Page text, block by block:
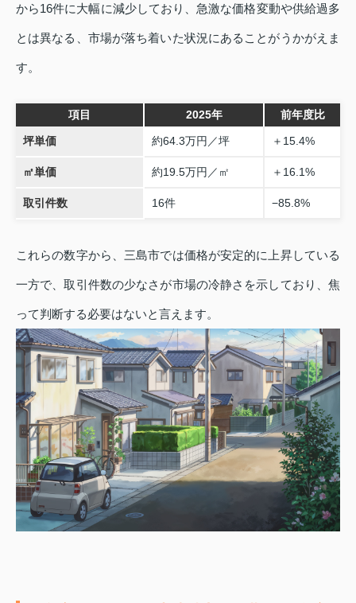
から16件に大幅に減少しており、急激な価格変動や供給過多
とは異なる、市場が落ち着いた状況にあることがうかがえま
す。
項目 2025年 前年度比
坪単価 約64.3万円／坪 ＋15.4%
㎡単価 約19.5万円／㎡ ＋16.1%
取引件数 16件 −85.8%
これらの数字から、三島市では価格が安定的に上昇している
一方で、取引件数の少なさが市場の冷静さを示しており、焦
って判断する必要はないと言えます。